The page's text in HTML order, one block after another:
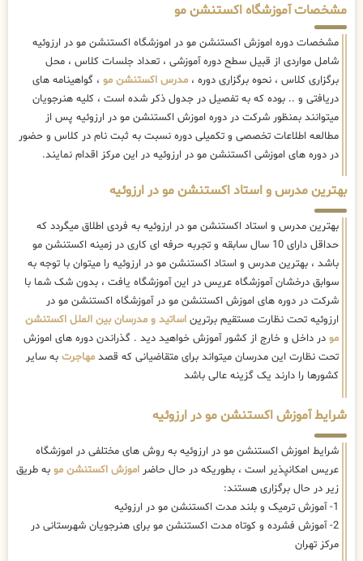
مشخصات آموزشگاه اکستنشن مو
مشخصات دوره اموزش اکستنشن مو در اموزشگاه اکستنشن مو در ارزوئیه
شامل مواردی از قبیل سطح دوره آموزشی ، تعداد جلسات کلاس ، محل
برگزاری کلاس ، نحوه برگزاری دوره ، مدرس اکستنشن مو ، گواهینامه های
دریافتی و .. بوده که به تفصیل در جدول ذکر شده است ، کلیه هنرجویان
میتوانند بمنظور شرکت در دوره اموزش اکستنشن مو در ارزوئیه پس از
مطالعه اطلاعات تخصصی و تکمیلی دوره نسبت به ثبت نام در کلاس و حضور
در دوره های اموزشی اکستنشن مو در ارزوئیه در این مرکز اقدام نمایند.
بهترین مدرس و استاد اکستنشن مو در ارزوئیه
بهترین مدرس و استاد اکستنشن مو در ارزوئیه به فردی اطلاق میگردد که
حداقل دارای 10 سال سابقه و تجربه حرفه ای کاری در زمینه اکستنشن مو
باشد ، بهترین مدرس و استاد اکستنشن مو در ارزوئیه را میتوان با توجه به
سوابق درخشان آموزشگاه عریس در این آموزشگاه یافت ، بدون شک شما با
شرکت در دوره های اموزش اکستنشن مو در آموزشگاه اکستنشن مو در
ارزوئیه تحت نظارت مستقیم برترین اساتید و مدرسان بین الملل اکستنشن
مو در داخل و خارج از کشور آموزش خواهید دید . گذراندن دوره های اموزش
تحت نظارت این مدرسان میتواند برای متقاضیانی که قصد مهاجرت به سایر
کشورها را دارند یک گزینه عالی باشد
شرایط آموزش اکستنشن مو در ارزوئیه
شرایط اموزش اکستنشن مو در ارزوئیه به روش های مختلفی در اموزشگاه
عریس امکانپذیر است ، بطوریکه در حال حاضر اموزش اکستنشن مو به طریق
زیر در حال برگزاری هستند:
1- آموزش ترمیک و بلند مدت اکستنشن مو در ارزوئیه
2- آموزش فشرده و کوتاه مدت اکستنشن مو برای هنرجویان شهرستانی در
مرکز تهران